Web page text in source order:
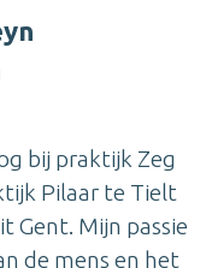
bij praktijk Zeg
Pilaar te Tielt
Gent. Mijn passie
de mens en het